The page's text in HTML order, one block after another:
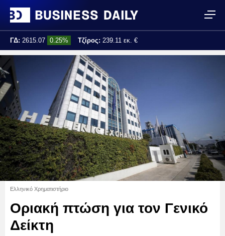
ΓΔ: 2615.07 0.25% Τζίρος: 239.11 εκ. €
17:25:01
Ελληνικό Χρηματιστήριο
Οριακή πτώση για τον Γενικό
Δείκτη